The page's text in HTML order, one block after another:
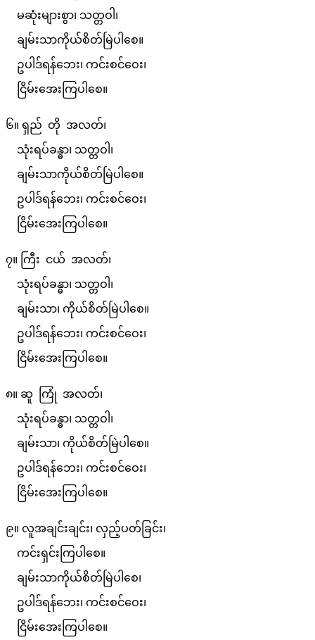
မဆုံးများစွာ၊ သတ္တဝါ၊
ချမ်းသာကိုယ်စိတ်မြဲပါစေ။
ဥပါဒ်ရန်ဘေး၊ ကင်းစင်ဝေး၊
ငြိမ်းအေးကြပါစေ။
၆။ ရှည် တို အလတ်၊
သုံးရပ်ခန္ဓာ၊ သတ္တဝါ၊
ချမ်းသာကိုယ်စိတ်မြဲပါစေ။
ဥပါဒ်ရန်ဘေး၊ ကင်းစင်ဝေး၊
ငြိမ်းအေးကြပါစေ။
၇။ ကြီး ငယ် အလတ်၊
သုံးရပ်ခန္ဓာ၊ သတ္တဝါ၊
ချမ်းသာ၊ ကိုယ်စိတ်မြဲပါစေ။
ဥပါဒ်ရန်ဘေး၊ ကင်းစင်ဝေး၊
ငြိမ်းအေးကြပါစေ။
၈။ ဆူ ကြုံ အလတ်၊
သုံးရပ်ခန္ဓာ၊ သတ္တဝါ၊
ချမ်းသာ၊ ကိုယ်စိတ်မြဲပါစေ။
ဥပါဒ်ရန်ဘေး၊ ကင်းစင်ဝေး၊
ငြိမ်းအေးကြပါစေ။
၉။ လူအချင်းချင်း၊ လှည့်ပတ်ခြင်း၊
ကင်းရှင်းကြပါစေ။
ချမ်းသာကိုယ်စိတ်မြဲပါစေ၊
ဥပါဒ်ရန်ဘေး၊ ကင်းစင်ဝေး၊
ငြိမ်းအေးကြပါစေ။